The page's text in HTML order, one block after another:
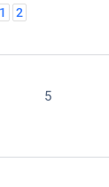
1 2
5